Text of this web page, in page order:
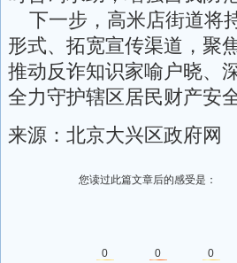
下一步，高米店街道将
形式、拓宽宣传渠道，聚
推动反诈知识家喻户晓、
全力守护辖区居民财产安
来源：北京大兴区政府网
您读过此篇文章后的感受是：
0 0 0